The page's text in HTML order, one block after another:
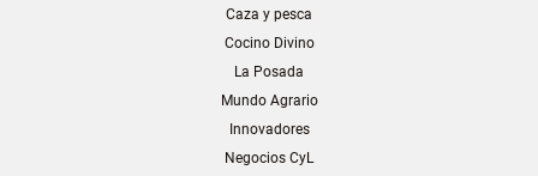
Caza y pesca
Cocino Divino
La Posada
Mundo Agrario
Innovadores
Negocios CyL